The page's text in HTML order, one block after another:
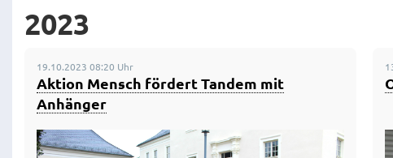
2023
19.10.2023 08:20 Uhr
Aktion Mensch fördert Tandem mit
Anhänger